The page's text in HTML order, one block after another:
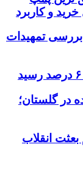
و کاربرد
تمهیدات
در گلستان؛
انقلاب